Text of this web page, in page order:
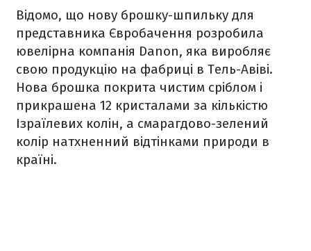
Відомо, що нову брошку-шпильку для
представника Євробачення розробила
ювелірна компанія Danon, яка виробляє
свою продукцію на фабриці в Тель-Авіві.
Нова брошка покрита чистим сріблом і
прикрашена 12 кристалами за кількістю
Ізраїлевих колін, а смарагдово-зелений
колір натхненний відтінками природи в
країні.